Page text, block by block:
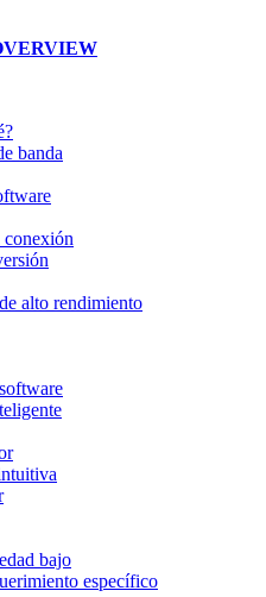
banda
conexión
alto rendimiento
bajo
específico